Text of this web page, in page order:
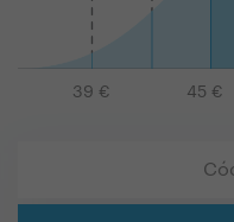
39 € 45 €